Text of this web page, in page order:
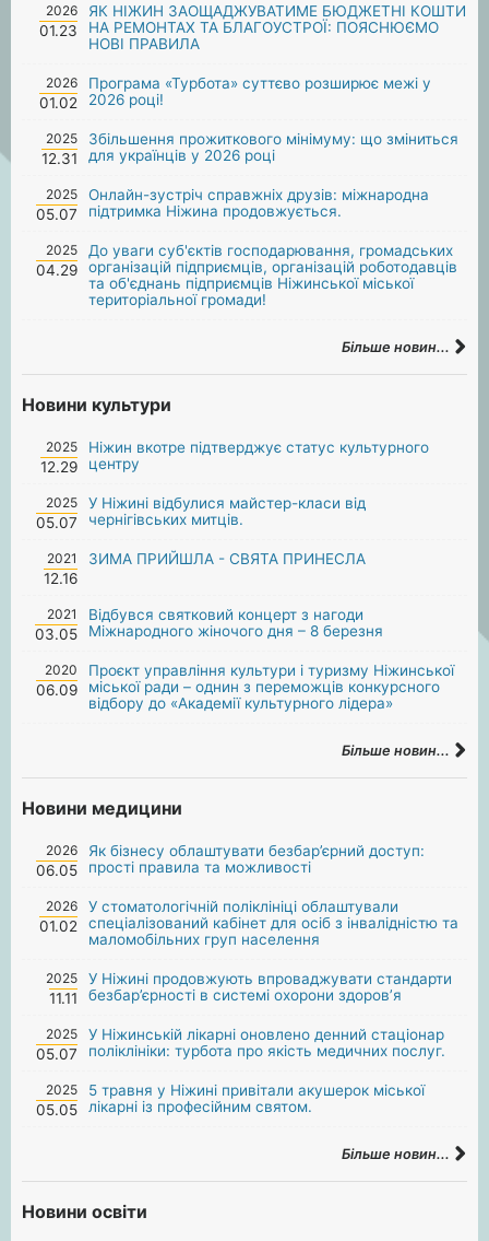
2026
01.23
ЯК НІЖИН ЗАОЩАДЖУВАТИМЕ БЮДЖЕТНІ КОШТИ
НА РЕМОНТАХ ТА БЛАГОУСТРОЇ: ПОЯСНЮЄМО
НОВІ ПРАВИЛА
2026
01.02
Програма «Турбота» суттєво розширює межі у
2026 році!
2025
12.31
Збільшення прожиткового мінімуму: що зміниться
для українців у 2026 році
2025
05.07
Онлайн-зустріч справжніх друзів: міжнародна
підтримка Ніжина продовжується.
2025
04.29
До уваги суб'єктів господарювання, громадських
організацій підприємців, організацій роботодавців
та об'єднань підприємців Ніжинської міської
територіальної громади!
Більше новин...
Новини культури
2025
12.29
Ніжин вкотре підтверджує статус культурного
центру
2025
05.07
У Ніжині відбулися майстер-класи від
чернігівських митців.
2021
12.16
ЗИМА ПРИЙШЛА - СВЯТА ПРИНЕСЛА
2021
03.05
Відбувся святковий концерт з нагоди
Міжнародного жіночого дня – 8 березня
2020
06.09
Проєкт управління культури і туризму Ніжинської
міської ради – однин з переможців конкурсного
відбору до «Академії культурного лідера»
Більше новин...
Новини медицини
2026
06.05
Як бізнесу облаштувати безбар’єрний доступ:
прості правила та можливості
2026
01.02
У стоматологічній поліклініці облаштували
спеціалізований кабінет для осіб з інвалідністю та
маломобільних груп населення
2025
11.11
У Ніжині продовжують впроваджувати стандарти
безбар’єрності в системі охорони здоров’я
2025
05.07
У Ніжинській лікарні оновлено денний стаціонар
поліклініки: турбота про якість медичних послуг.
2025
05.05
5 травня у Ніжині привітали акушерок міської
лікарні із професійним святом.
Більше новин...
Новини освіти